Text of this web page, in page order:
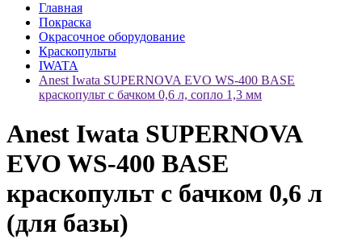
Главная
Покраска
Окрасочное оборудование
Краскопульты
IWATA
Anest Iwata SUPERNOVA EVO WS-400 BASE
краскопульт с бачком 0,6 л, сопло 1,3 мм
Anest Iwata SUPERNOVA
EVO WS-400 BASE
краскопульт с бачком 0,6 л
(для базы)